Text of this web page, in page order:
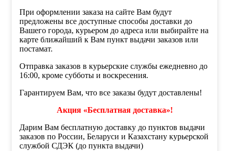
При оформлении заказа на сайте Вам будут
предложены все доступные способы доставки до
Вашего города, курьером до адреса или выбирайте на
карте ближайший к Вам пункт выдачи заказов или
постамат.
Отправка заказов в курьерские службы ежедневно до
16:00, кроме субботы и воскресения.
Гарантируем Вам, что все заказы будут доставлены!
Акция «Бесплатная доставка»!
Дарим Вам бесплатную доставку до пунктов выдачи
заказов по России, Беларуси и Казахстану курьерской
службой СДЭК (до пункта выдачи)